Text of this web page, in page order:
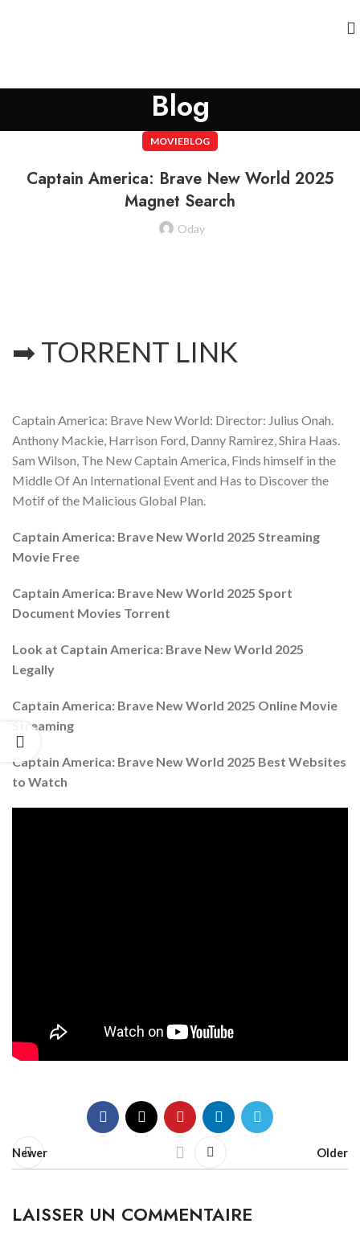
Blog
MOVIEBLOG
Captain America: Brave New World 2025
Magnet Search
Oday
➡ TORRENT LINK
Captain America: Brave New World: Director: Julius Onah.
Anthony Mackie, Harrison Ford, Danny Ramirez, Shira Haas.
Sam Wilson, The New Captain America, Finds himself in the
Middle Of An International Event and Has to Discover the
Motif of the Malicious Global Plan.
Captain America: Brave New World 2025 Streaming
Movie Free
Captain America: Brave New World 2025 Sport
Document Movies Torrent
Look at Captain America: Brave New World 2025
Legally
Captain America: Brave New World 2025 Online Movie
Streaming
Captain America: Brave New World 2025 Best Websites
to Watch
Newer Older
LAISSER UN COMMENTAIRE